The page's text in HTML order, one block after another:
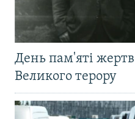
День пам'яті жертв
Великого терору